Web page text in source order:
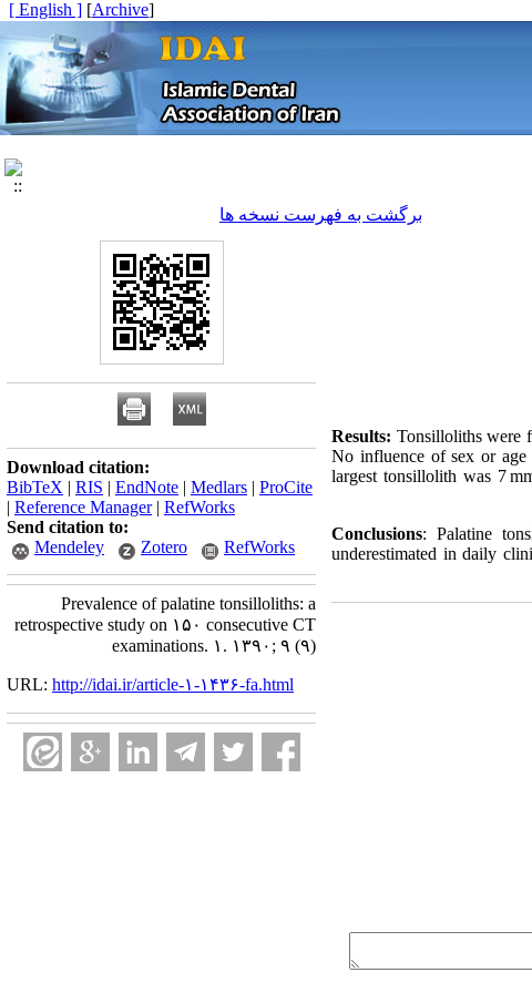
[
Archive
]
[ English ]
برگشت به فهرست نسخه ها
Results: Tonsilloliths were
No influence of sex or age
largest tonsillolith was 7
Conclusions: Palatine
underestimated in daily
Download citation:
BibTeX | RIS | EndNote | Medlars | ProCite
| Reference Manager| RefWorks
Send citation to:
Mendeley
Zotero RefWorks
Prevalence of palatine tonsilloliths: a
retrospective study on ۱۵۰ consecutive CT
examinations. ۱. ۱۳۹۰; ۹ (۹)
URL: http://idai.ir/article-۱-۱۴۳۶-fa.html